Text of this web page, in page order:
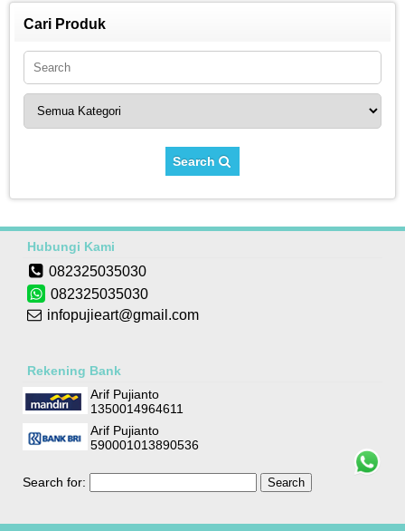
Cari Produk
Search
Hubungi Kami
082325035030
082325035030
infopujieart@gmail.com
Rekening Bank
Arif Pujianto
1350014964611
Arif Pujianto
590001013890536
Search for: